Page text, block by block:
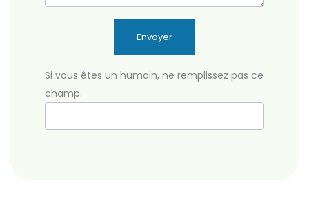
Envoyer
Si vous êtes un humain, ne remplissez pas ce
champ.